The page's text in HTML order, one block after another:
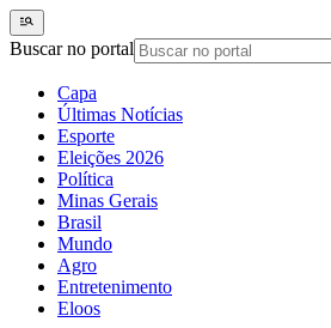
Buscar no portal
Capa
Últimas Notícias
Esporte
Eleições 2026
Política
Minas Gerais
Brasil
Mundo
Agro
Entretenimento
Eloos